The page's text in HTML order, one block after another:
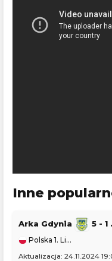
Inne
Arka Gdynia 5 - 1
Polska 1. Liga
Aktualizacja: 24.11.2024